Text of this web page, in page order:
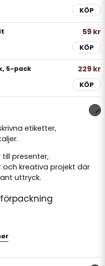
KÖP
59 kr
KÖP
5-pack 229 kr
KÖP
etiketter,
presenter,
kreativa projekt där
uttryck.
och